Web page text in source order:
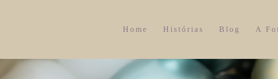
Home Histórias Blog A